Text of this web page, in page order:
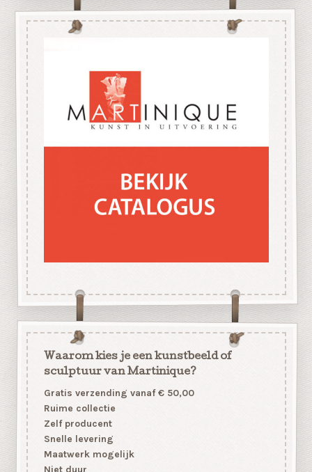
Waarom kies je een kunstbeeld of
sculptuur van Martinique?
Gratis verzending vanaf € 50,00
Ruime collectie
Zelf producent
Snelle levering
Maatwerk mogelijk
Niet duur